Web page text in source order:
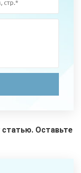
Оставьте